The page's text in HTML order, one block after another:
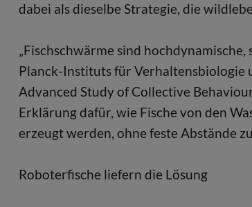
dabei als dieselbe Strategie, die
„Fischschwärme sind
Planck-Instituts für Verhaltensbiologie
Advanced Study of Collective
Erklärung dafür, wie Fische von den
erzeugt werden, ohne feste Abstände
Roboterfische liefern die Lösung